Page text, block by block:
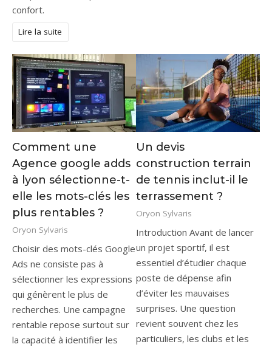
confort.
Lire la suite
Comment une
Agence google adds
à lyon sélectionne-t-
elle les mots-clés les
plus rentables ?
Oryon Sylvaris
Choisir des mots-clés Google
Ads ne consiste pas à
sélectionner les expressions
qui génèrent le plus de
recherches. Une campagne
rentable repose surtout sur
la capacité à identifier les
Un devis
construction terrain
de tennis inclut-il le
terrassement ?
Oryon Sylvaris
Introduction Avant de lancer
un projet sportif, il est
essentiel d’étudier chaque
poste de dépense afin
d’éviter les mauvaises
surprises. Une question
revient souvent chez les
particuliers, les clubs et les